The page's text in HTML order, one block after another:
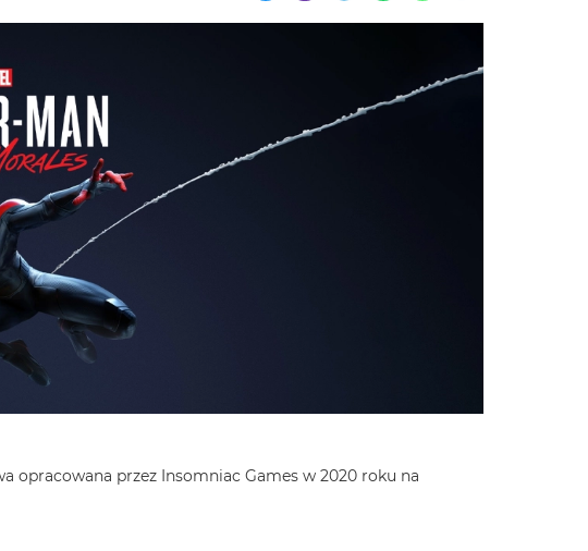
przez Insomniac Games w 2020 roku na